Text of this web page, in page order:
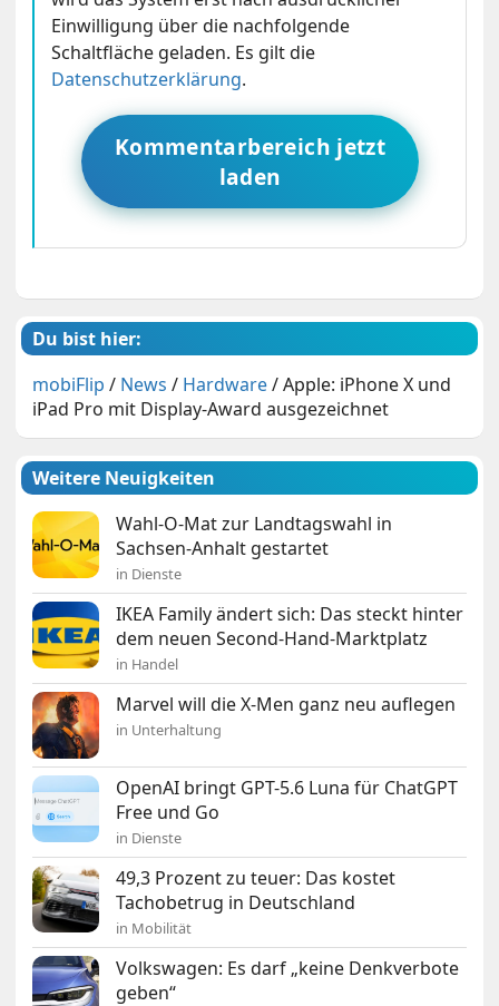
Einwilligung über die nachfolgende
Schaltfläche geladen. Es gilt die
Datenschutzerklärung.
Kommentarbereich jetzt
laden
Du bist hier:
mobiFlip / News / Hardware/Apple: iPhone X und
iPad Pro mit Display-Award ausgezeichnet
Weitere Neuigkeiten
Wahl-O-Mat zur Landtagswahl in
Sachsen-Anhalt gestartet
in Dienste
IKEA Family ändert sich: Das steckt hinter
dem neuen Second-Hand-Marktplatz
in Handel
Marvel will die X-Men ganz neu auflegen
in Unterhaltung
OpenAI bringt GPT-5.6 Luna für ChatGPT
Free und Go
in Dienste
49,3 Prozent zu teuer: Das kostet
Tachobetrug in Deutschland
in Mobilität
Volkswagen: Es darf „keine Denkverbote
geben“